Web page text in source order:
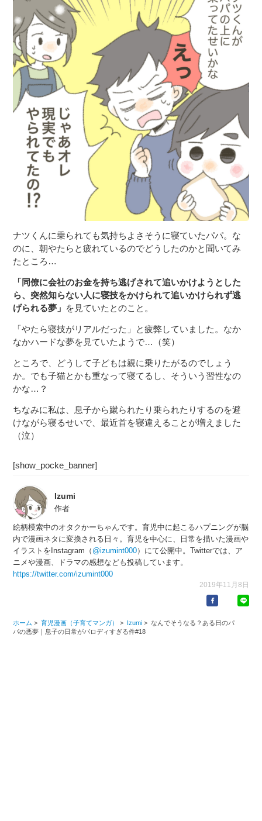
ナツくんに乗られても気持ちよさそうに寝ていたパパ。な
のに、朝やたらと疲れているのでどうしたのかと聞いてみ
たところ…
「同僚に会社のお金を持ち逃げされて追いかけようとした
ら、突然知らない人に寝技をかけられて追いかけられず逃
げられる夢」 を見ていたとのこと。
「やたら寝技がリアルだった」と疲弊していました。なか
なかハードな夢を見ていたようで…（笑）
ところで、どうして子どもは親に乗りたがるのでしょう
か。でも子猫とかも重なって寝てるし、そういう習性なの
かな…？
ちなみに私は、息子から蹴られたり乗られたりするのを避
けながら寝るせいで、最近首を寝違えることが増えました
（泣）
[show_pocke_banner]
Izumi
作者
絵柄模索中のオタクかーちゃんです。育児中に起こるハプニングが脳
内で漫画ネタに変換される日々。育児を中心に、日常を描いた漫画や
イラストをInstagram（ @izumint000）にて公開中。Twitterでは、ア
ニメや漫画、ドラマの感想なども投稿しています。
https://twitter.com/izumint000
2019年11月8日
ホーム > 育児漫画（子育てマンガ） > Izumi > なんでそうなる？ある日のパ
パの悪夢｜息子の日常がパロディすぎる件#18